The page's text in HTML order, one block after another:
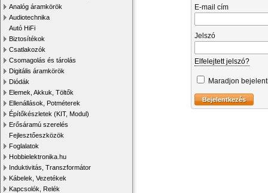
Analóg áramkörök
Audiotechnika
Autó HiFi
Biztosítékok
Csatlakozók
Csomagolás és tárolás
Digitális áramkörök
Diódák
Elemek, Akkuk, Töltők
Ellenállások, Potméterek
Építőkészletek (KIT, Modul)
Erősáramú szerelés
Fejlesztőeszközök
Foglalatok
Hobbielektronika.hu
Induktivitás, Transzformátor
Kábelek, Vezetékek
Kapcsolók, Relék
E-mail cím
Jelszó
Elfelejtett jelszó?
Maradjon